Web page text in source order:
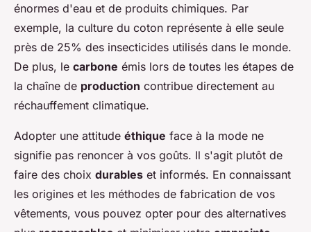
énormes d'eau et de produits chimiques. Par
exemple, la culture du coton représente à elle seule
près de 25% des insecticides utilisés dans le monde.
De plus, le carbone émis lors de toutes les étapes de
la chaîne de production contribue directement au
réchauffement climatique.
Adopter une attitude éthique face à la mode ne
signifie pas renoncer à vos goûts. Il s'agit plutôt de
faire des choix durables et informés. En connaissant
les origines et les méthodes de fabrication de vos
vêtements, vous pouvez opter pour des alternatives